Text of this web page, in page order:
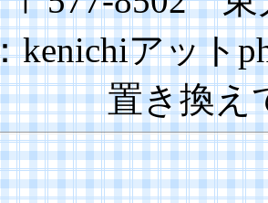
kenichiアット
置き換え